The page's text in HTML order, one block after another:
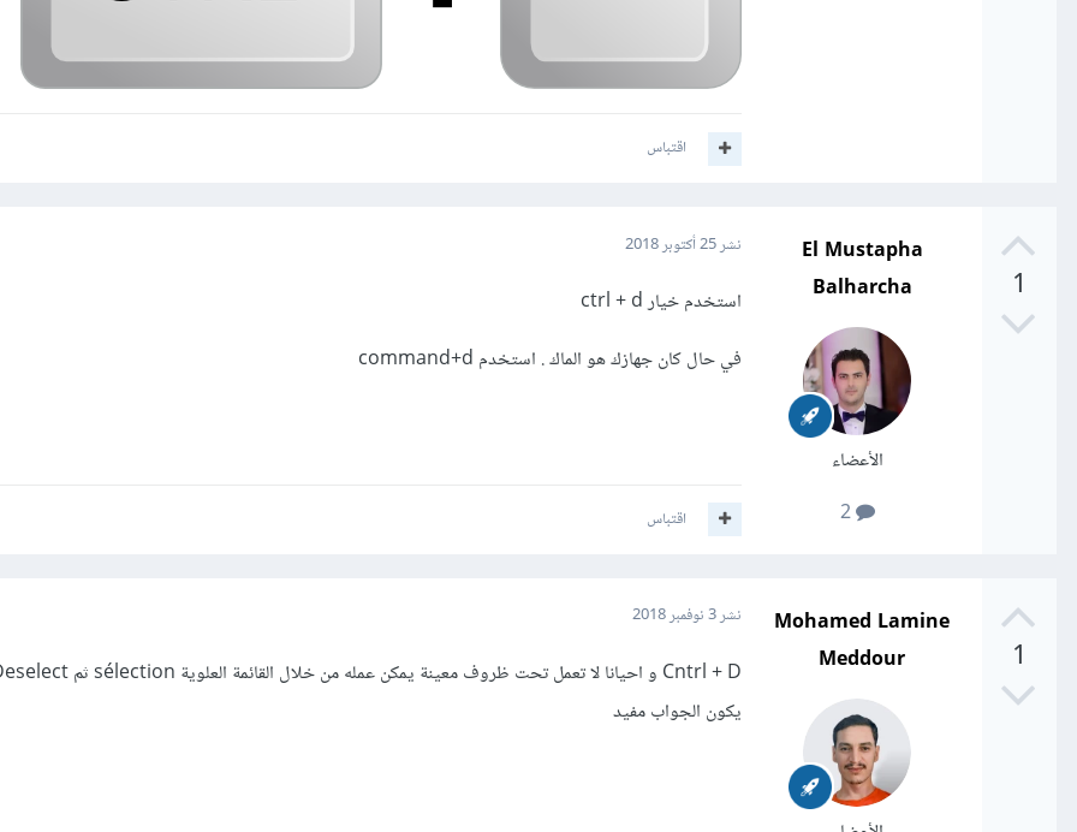
اقتباس
1
El Mustapha
Balharcha
الأعضاء
2
نشر25 أكتوبر 2018
استخدم خيار ctrl + d
في حال كان جهازك هو الماك . استخدم command+d
اقتباس
1
Mohamed Lamine
Meddour
نشر3 نوفمبر 2018
يكون الجواب مفيد